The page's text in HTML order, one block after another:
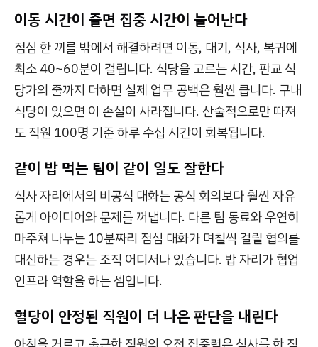
이동 시간이 줄면 집중 시간이 늘어난다
점심 한 끼를 밖에서 해결하려면 이동, 대기, 식사, 복귀에
최소 40~60분이 걸립니다. 식당을 고르는 시간, 판교 식
당가의 줄까지 더하면 실제 업무 공백은 훨씬 큽니다. 구내
식당이 있으면 이 손실이 사라집니다. 산술적으로만 따져
도 직원 100명 기준 하루 수십 시간이 회복됩니다.
같이 밥 먹는 팀이 같이 일도 잘한다
식사 자리에서의 비공식 대화는 공식 회의보다 훨씬 자유
롭게 아이디어와 문제를 꺼냅니다. 다른 팀 동료와 우연히
마주쳐 나누는 10분짜리 점심 대화가 며칠씩 걸릴 협의를
대신하는 경우는 조직 어디서나 있습니다. 밥 자리가 협업
인프라 역할을 하는 셈입니다.
혈당이 안정된 직원이 더 나은 판단을 내린다